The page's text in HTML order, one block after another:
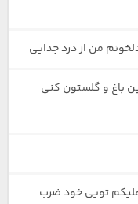
من از درد جدایی
باغ و گلستون کنی
تویی خود ضرب